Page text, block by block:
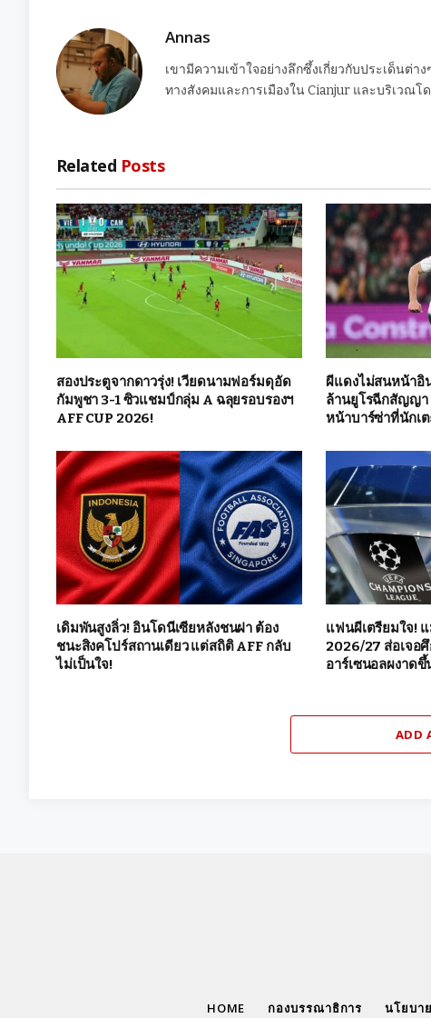
Annas
เขามีความเข้าใจอย่างลึกซึ้งเกี่ยวกับประเด็นต่
ทางสังคมและการเมืองใน Cianjur และบริเวณ
Related Posts
สองประตูจากดาวรุ่ง! เวียดนามฟอร์มดุอัด
กัมพูชา 3-1 ซิวแชมป์กลุ่ม A ฉลุยรอบรองฯ
AFF CUP 2026!
ผีแดงไม่สนหน้าอิ
ล้านยูโรฉีกสัญญา
หน้าบาร์ซ่าที่นักเ
เดิมพันสูงลิ่ว! อินโดนีเซียหลังชนฝา ต้อง
ชนะสิงคโปร์สถานเดียว แต่สถิติ AFF กลับ
ไม่เป็นใจ!
แฟนผีเตรียมใจ!
2026/27 ส่อเจอ
อาร์เซนอลผงาดขึ้
ADD
HOME กองบรรณาธิการ นโยบา